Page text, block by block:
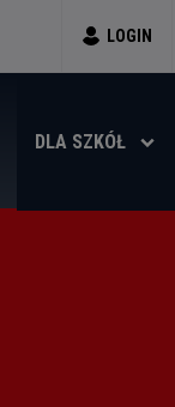
LOGIN
DLA SZKÓŁ